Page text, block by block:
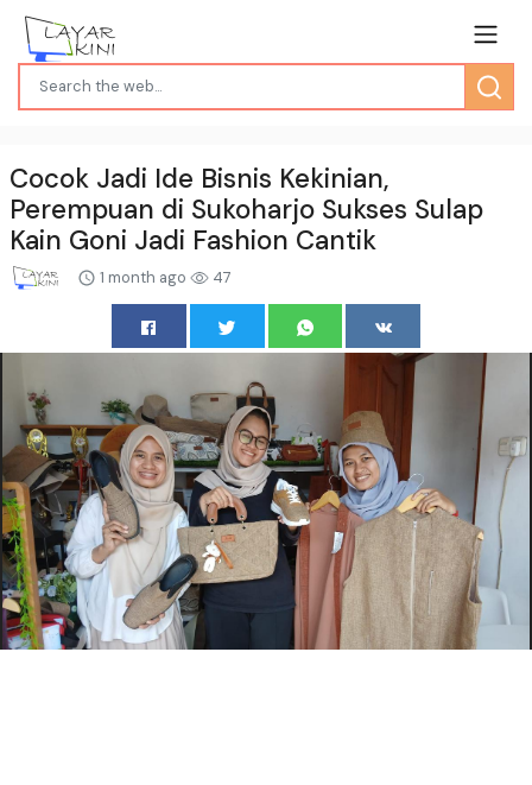
Cocok Jadi Ide Bisnis Kekinian,
Perempuan di Sukoharjo Sukses Sulap
Kain Goni Jadi Fashion Cantik
1 month ago 47